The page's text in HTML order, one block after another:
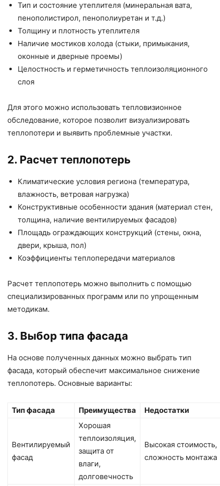
Тип и состояние утеплителя (минеральная вата,
пенополистирол, пенополиуретан и т.д.)
Толщину и плотность утеплителя
Наличие мостиков холода (стыки, примыкания,
оконные и дверные проемы)
Целостность и герметичность теплоизоляционного
слоя
Для этого можно использовать тепловизионное
обследование, которое позволит визуализировать
теплопотери и выявить проблемные участки.
2. Расчет теплопотерь
Климатические условия региона (температура,
влажность, ветровая нагрузка)
Конструктивные особенности здания (материал стен,
толщина, наличие вентилируемых фасадов)
Площадь ограждающих конструкций (стены, окна,
двери, крыша, пол)
Коэффициенты теплопередачи материалов
Расчет теплопотерь можно выполнить с помощью
специализированных программ или по упрощенным
методикам.
3. Выбор типа фасада
На основе полученных данных можно выбрать тип
фасада, который обеспечит максимальное снижение
теплопотерь. Основные варианты:
Тип фасада Преимущества Недостатки
Вентилируемый
фасад
Хорошая
теплоизоляция,
защита от
влаги,
долговечность
Высокая стоимость,
сложность монтажа